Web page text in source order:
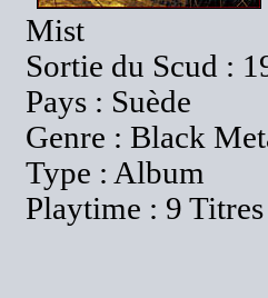
Mist
Sortie du Scud :
Pays : Suède
Genre : Black
Type : Album
Playtime : 9